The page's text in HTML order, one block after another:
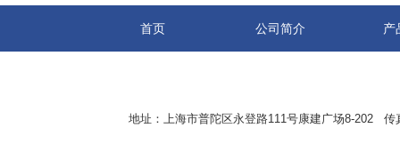
首页 公司简介 产
地址：上海市普陀区永登路111号康建广场8-202